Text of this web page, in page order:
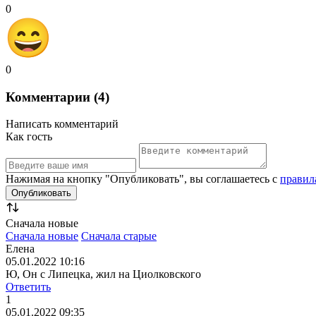
0
0
Комментарии (4)
Написать комментарий
Как гость
Нажимая на кнопку "Опубликовать", вы соглашаетесь с
Сначала новые
Сначала новые Сначала старые
Елена
05.01.2022 10:16
Ю, Он с Липецка, жил на Циолковского
Ответить
1
05.01.2022 09:35